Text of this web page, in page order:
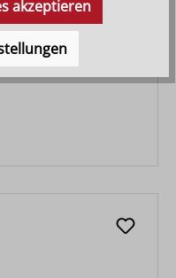
4708 7-teilig
akzeptieren